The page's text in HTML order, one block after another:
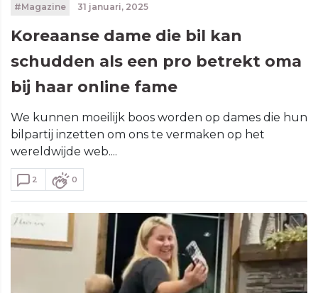
#Magazine 31 januari, 2025
Koreaanse dame die bil kan
schudden als een pro betrekt oma
bij haar online fame
We kunnen moeilijk boos worden op dames die hun
bilpartij inzetten om ons te vermaken op het
wereldwijde web....
2 0